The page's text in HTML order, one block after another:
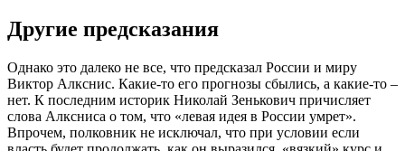
Другие предсказания
Однако это далеко не все, что предсказал России и миру
Виктор Алкснис. Какие-то его прогнозы сбылись, а какие-то –
нет. К последним историк Николай Зенькович причисляет
слова Алксниса о том, что «левая идея в России умрет».
Впрочем, полковник не исключал, что при условии если